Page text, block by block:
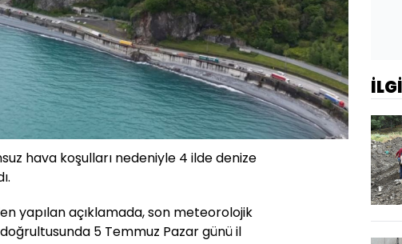
hava koşulları nedeniyle 4 ilde denize
yapılan açıklamada, son meteorolojik
5 Temmuz Pazar günü il